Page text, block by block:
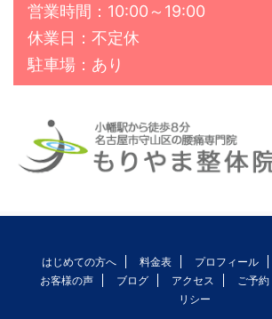
営業時間：10:00～19:00
休業日：不定休
駐車場：あり
はじめての方へ 料金表 プロフィール
お客様の声
ブログ アクセス ご予約
リシー